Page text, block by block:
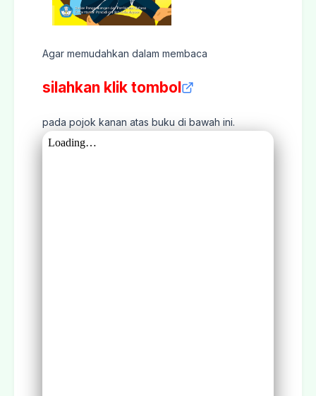
Agar memudahkan dalam membaca
silahkan klik tombol
pada pojok kanan atas buku di bawah ini.